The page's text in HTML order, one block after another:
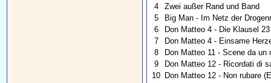
4
Zwei außer Rand und Band
5
Big Man - Im Netz der
6
Don Matteo 4 - Die Klausel 23
7
Don Matteo 4 - Einsame
8
Don Matteo 11 - Scene da un
9
Don Matteo 12 - Ricordati di
10 Don Matteo 12 - Non rubare